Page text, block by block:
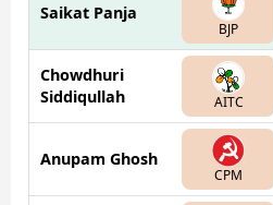
Saikat Panja
BJP
Chowdhuri
Siddiqullah
AITC
Anupam Ghosh
CPM